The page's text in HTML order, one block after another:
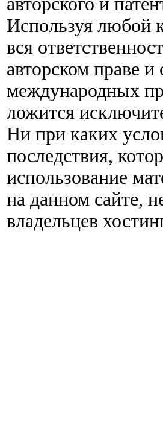
Используя любой
вся
авторском праве
международных
ложится
Ни при каких
последствия,
использование
на данном сайте,
владельцев